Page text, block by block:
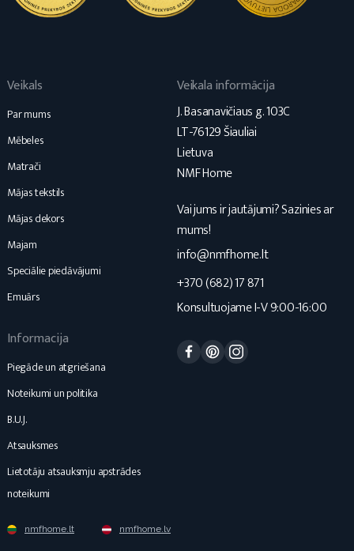
Veikals
Par mums
Mēbeles
Matrači
Mājas tekstils
Mājas dekors
Majam
Speciālie piedāvājumi
Emuārs
Informacija
Piegāde un atgriešana
Noteikumi un politika
B.U.J.
Atsauksmes
Lietotāju atsauksmju apstrādes
noteikumi
Veikala informācija
J. Basanavičiaus g. 103C
LT-76129 Šiauliai
Lietuva
NMF Home
Vai jums ir jautājumi? Sazinies ar
mums!
info@nmfhome.lt
+370 (682) 17 871
Konsultuojame I-V 9:00-16:00
Facebook
Pinterest
nmfhome.lt nmfhome.lv